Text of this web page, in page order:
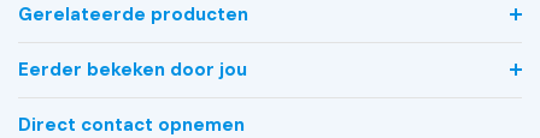
Gerelateerde producten
Eerder bekeken door jou
Direct contact opnemen